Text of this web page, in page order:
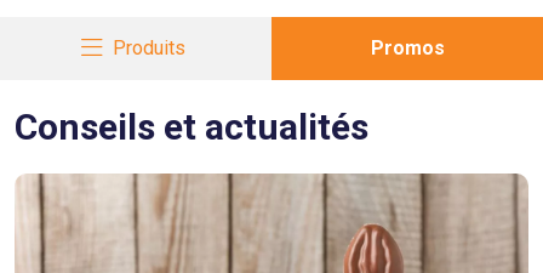
Produits Promos
Conseils et actualités